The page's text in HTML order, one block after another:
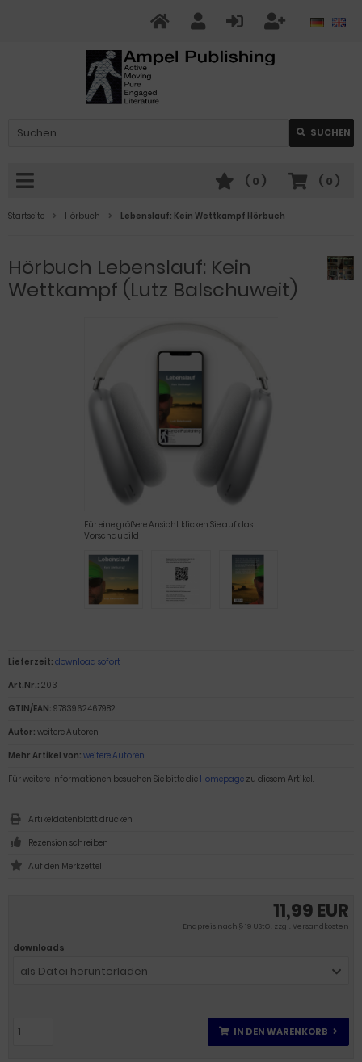
SUCHEN
( 0 )
( 0 )
Startseite Hörbuch Lebenslauf: Kein Wettkampf Hörbuch
Hörbuch Lebenslauf: Kein
Wettkampf (Lutz Balschuweit)
Für eine größere Ansicht klicken Sie auf das
Vorschaubild
11,99 EUR
Endpreis nach § 19 UStG. zzgl. Versandkosten
downloads
als Datei herunterladen
IN DEN WARENKORB
Lieferzeit: download sofort
Art.Nr.: 203
GTIN/EAN: 9783962467982
Autor: weitere Autoren
Mehr Artikel von: weitere Autoren
Für weitere Informationen besuchen Sie bitte die Homepage zu diesem Artikel.
Artikeldatenblatt drucken
Rezension schreiben